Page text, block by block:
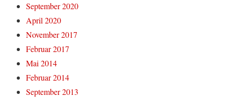
September 2020
April 2020
November 2017
Februar 2017
Mai 2014
Februar 2014
September 2013